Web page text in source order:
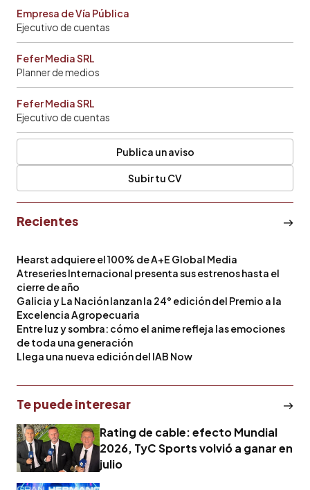
Empresa de Vía Pública
Ejecutivo de cuentas
Fefer Media SRL
Planner de medios
Fefer Media SRL
Ejecutivo de cuentas
Publica un aviso
Subir tu CV
Recientes
Hearst adquiere el 100% de A+E Global Media
Atreseries Internacional presenta sus estrenos hasta el
cierre de año
Galicia y La Nación lanzan la 24° edición del Premio a la
Excelencia Agropecuaria
Entre luz y sombra: cómo el anime refleja las emociones
de toda una generación
Llega una nueva edición del IAB Now
Te puede interesar
Rating de cable: efecto Mundial
2026, TyC Sports volvió a ganar en
julio